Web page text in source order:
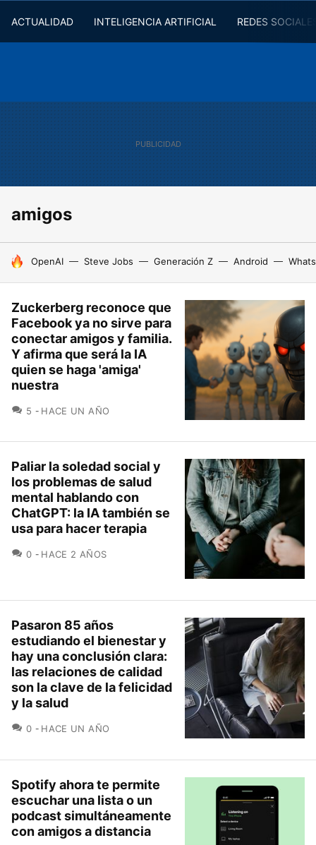
ACTUALIDAD INTELIGENCIA ARTIFICIAL REDES
amigos
HOY SE HABLA DE
OpenAI Steve Jobs Generación Z Android
Zuckerberg reconoce que
Facebook ya no sirve para
conectar amigos y familia.
Y afirma que será la IA
quien se haga 'amiga'
nuestra
5 COMENTARIOS
HACE UN AÑO
Paliar la soledad social y
los problemas de salud
mental hablando con
ChatGPT: la IA también se
usa para hacer terapia
0 COMENTARIOS
HACE 2 AÑOS
Pasaron 85 años
estudiando el bienestar y
hay una conclusión clara:
las relaciones de calidad
son la clave de la felicidad
y la salud
0 COMENTARIOS
HACE UN AÑO
Spotify ahora te permite
escuchar una lista o un
podcast simultáneamente
con amigos a distancia